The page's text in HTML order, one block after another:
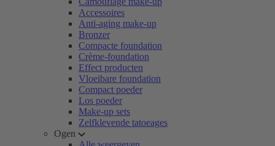
Accessoires
Anti-aging make-up
Bronzer
Compacte foundation
Crème-foundation
Effect producten
Vloeibare foundation
Compact poeder
Los poeder
Make-up sets
Zelfklevende tatoeages
Ogen